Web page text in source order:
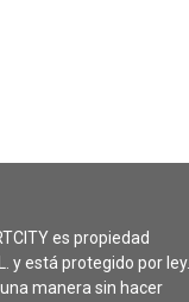
es propiedad
y está protegido por ley.
manera sin hacer